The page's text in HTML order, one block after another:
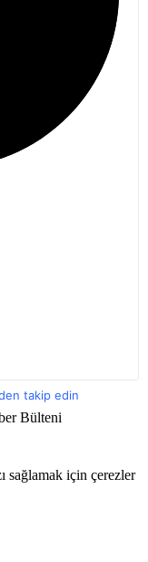
takip edin
Bülteni
sağlamak için çerezler